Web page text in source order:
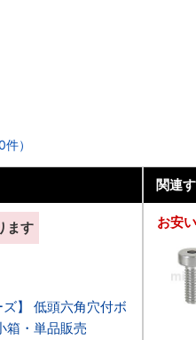
）
ます
穴付ボ
箱・単品販売
関連
お安